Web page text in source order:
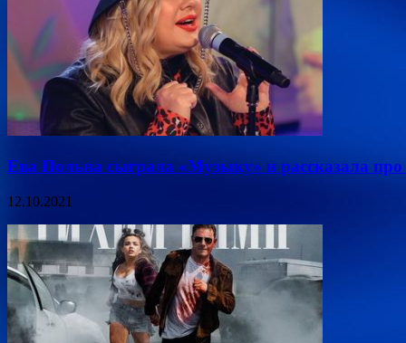
Ева Польна сыграла «Музыку» и рассказала про
12.10.2021